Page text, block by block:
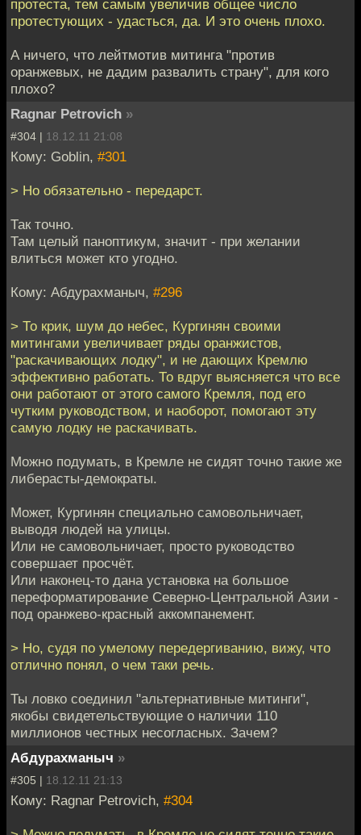
протеста, тем самым увеличив общее число
протестующих - удасться, да. И это очень плохо.
А ничего, что лейтмотив митинга "против
оранжевых, не дадим развалить страну", для кого
плохо?
Ragnar Petrovich »
#304 | 18.12.11 21:08
Кому: Goblin, #301
> Но обязательно - передарст.
Так точно.
Там целый паноптикум, значит - при желании
влиться может кто угодно.
Кому: Абдурахманыч, #296
> То крик, шум до небес, Кургинян своими
митингами увеличивает ряды оранжистов,
"раскачивающих лодку", и не дающих Кремлю
эффективно работать. То вдруг выясняется что все
они работают от этого самого Кремля, под его
чутким руководством, и наоборот, помогают эту
самую лодку не раскачивать.
Можно подумать, в Кремле не сидят точно такие же
либерасты-демократы.
Может, Кургинян специально самовольничает,
выводя людей на улицы.
Или не самовольничает, просто руководство
совершает просчёт.
Или наконец-то дана установка на большое
переформатирование Северно-Центральной Азии -
под оранжево-красный аккомпанемент.
> Но, судя по умелому передергиванию, вижу, что
отлично понял, о чем таки речь.
Ты ловко соединил "альтернативные митинги",
якобы свидетельствующие о наличии 110
миллионов честных несогласных. Зачем?
Абдурахманыч »
#305 | 18.12.11 21:13
Кому: Ragnar Petrovich, #304